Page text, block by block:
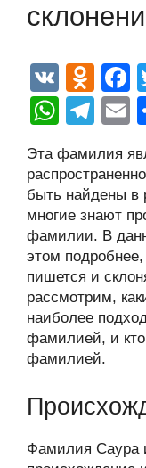
V
K
O
d
n
o
kl
a
ss
ni
ki
a
c
e
b
o
o
k
W
at
s
A
p
p
T
e
gr
a
m
Эта фамилия
быть найдены в
многие знают
фамилии. В
этом
пишется и
рассмотрим,
наиболее
фамилией, и кто
фамилией.
Фамилия Саура